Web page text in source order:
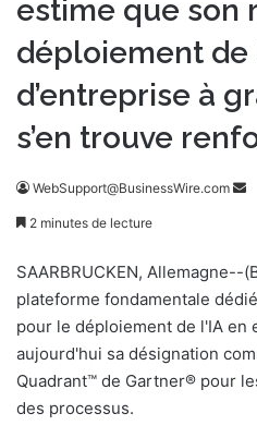
estime que son
déploiement de
d’entreprise à
s’en trouve
WebSupport@BusinessWire.com
o
y
2 minutes de lecture
SAARBRUCKEN, Allemagne--
plateforme fondamentale
pour le déploiement de l'IA en
aujourd'hui sa désignation
Quadrant™ de Gartner® pour
des processus.